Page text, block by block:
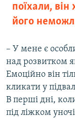
поїхали, він
його
– У мене є
над розвитком
Емоційно він
кликати у
В перші дні,
під ліжком